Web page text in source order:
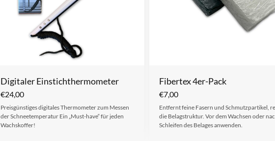
Digitaler Einstichthermometer
€24,00
Preisgünstiges digitales Thermometer zum Messen
der Schneetemperatur Ein „Must-have“ für jeden
Wachskoffer!
Fibertex 4er-Pack
€7,00
Entfernt feine Fasern und Schmutzpartikel,
die Belagstruktur. Vor dem Wachsen oder
Schleifen des Belages anwenden.